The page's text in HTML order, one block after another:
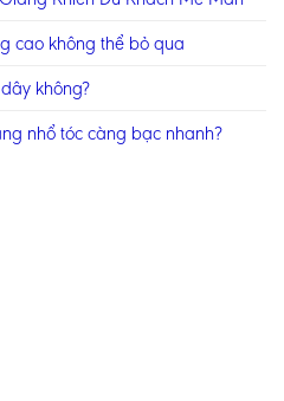
cao không thể bỏ qua
không?
nhổ tóc càng bạc nhanh?